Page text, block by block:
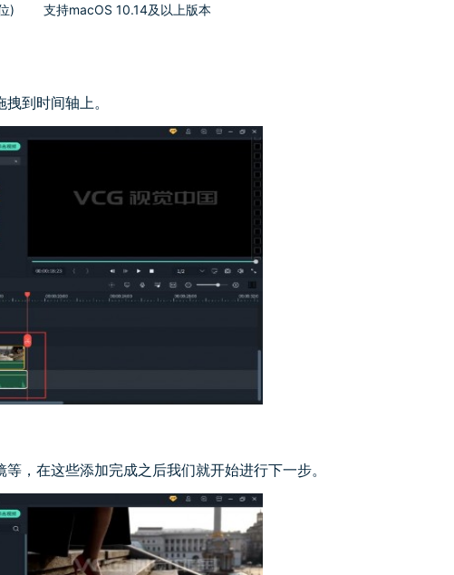
) 支持macOS 10.14及以上版本
到时间轴上。
，在这些添加完成之后我们就开始进行下一步。